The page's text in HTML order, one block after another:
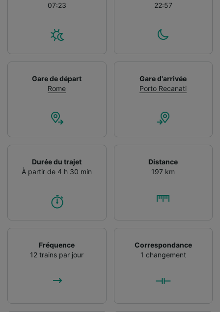
07:23
22:57
Gare de départ
Rome
Gare d'arrivée
Porto Recanati
Durée du trajet
À partir de 4 h 30 min
Distance
197 km
Fréquence
12 trains par jour
Correspondance
1 changement